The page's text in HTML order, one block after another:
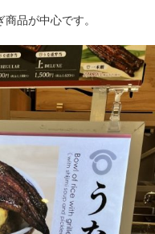
品が中心です。